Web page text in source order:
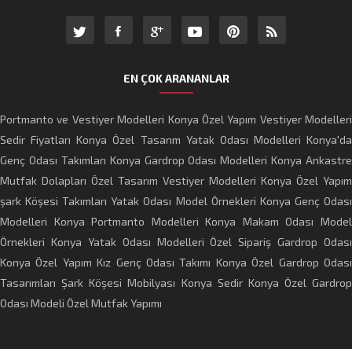
EN ÇOK ARANANLAR
Portmanto ve Vestiyer Modelleri Konya Özel Yapım Vestiyer Modelleri
Sedir Fiyatları Konya Özel Tasarım Yatak Odası Modelleri Konya'da
Genç Odası Takımları Konya Gardrop Odası Modelleri Konya Ankastre
Mutfak Dolapları Özel Tasarım Vestiyer Modelleri Konya Özel Yapım
şark Köşesi Takımları Yatak Odası Model Örnekleri Konya Genç Odası
Modelleri Konya Portmanto Modelleri Konya Makam Odası Model
Örnekleri Konya Yatak Odası Modelleri Özel Sipariş Gardrop Odası
Konya Özel Yapım Kız Genç Odası Takımı Konya Özel Gardrop Odası
Tasarımları Şark Köşesi Mobilyası Konya Sedir Konya Özel Gardrop
Odası Modeli Özel Mutfak Yapımı